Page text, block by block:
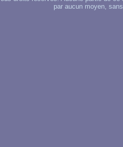
par aucun moyen,